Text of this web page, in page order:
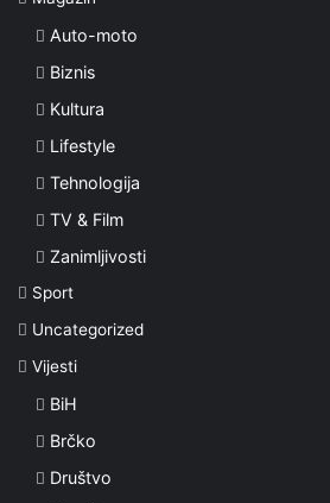
Auto-moto
Biznis
Kultura
Lifestyle
Tehnologija
TV & Film
Zanimljivosti
Sport
Uncategorized
Vijesti
BiH
Brčko
Društvo